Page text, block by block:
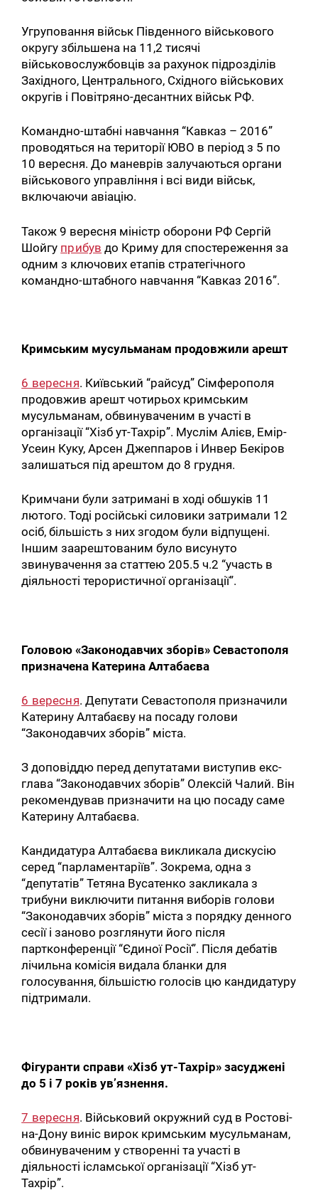
Угруповання військ Південного військового
округу збільшена на 11,2 тисячі
військовослужбовців за рахунок підрозділів
Західного, Центрального, Східного військових
округів і Повітряно-десантних військ РФ.
Командно-штабні навчання “Кавказ – 2016”
проводяться на території ЮВО в період з 5 по
10 вересня. До маневрів залучаються органи
військового управління і всі види військ,
включаючи авіацію.
Також 9 вересня міністр оборони РФ Сергій
Шойгу прибув до Криму для спостереження за
одним з ключових етапів стратегічного
командно-штабного навчання “Кавказ 2016”.
Кримським мусульманам продовжили арешт
6 вересня. Київський “райсуд” Сімферополя
продовжив арешт чотирьох кримським
мусульманам, обвинуваченим в участі в
організації “Хізб ут-Тахрір”. Муслім Алієв, Емір-
Усеин Куку, Арсен Джеппаров і Инвер Бекіров
залишаться під арештом до 8 грудня.
Кримчани були затримані в ході обшуків 11
лютого. Тоді російські силовики затримали 12
осіб, більшість з них згодом були відпущені.
Іншим заарештованим було висунуто
звинувачення за статтею 205.5 ч.2 “участь в
діяльності терористичної організації”.
Головою «Законодавчих зборів» Севастополя
призначена Катерина Алтабаєва
6 вересня. Депутати Севастополя призначили
Катерину Алтабаєву на посаду голови
“Законодавчих зборів” міста.
З доповіддю перед депутатами виступив екс-
глава “Законодавчих зборів” Олексій Чалий. Він
рекомендував призначити на цю посаду саме
Катерину Алтабаєва.
Кандидатура Алтабаєва викликала дискусію
серед “парламентаріїв”. Зокрема, одна з
“депутатів” Тетяна Вусатенко закликала з
трибуни виключити питання виборів голови
“Законодавчих зборів” міста з порядку денного
сесії і заново розглянути його після
партконференції “Єдиної Росії”. Після дебатів
лічильна комісія видала бланки для
голосування, більшістю голосів цю кандидатуру
підтримали.
Фігуранти справи «Хізб ут-Тахрір» засуджені
до 5 і 7 років ув’язнення.
7 вересня. Військовий окружний суд в Ростові-
на-Дону виніс вирок кримським мусульманам,
обвинуваченим у створенні та участі в
діяльності ісламської організації “Хізб ут-
Тахрір”.